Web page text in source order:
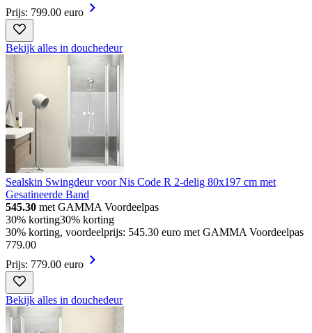
Prijs: 799.00 euro
Bekijk alles in douchedeur
Sealskin Swingdeur voor Nis Code R 2-delig 80x197 cm met
Gesatineerde Band
545.30 met GAMMA Voordeelpas
30% korting30% korting
30% korting, voordeelprijs: 545.30 euro met GAMMA Voordeelpas
779.00
Prijs: 779.00 euro
Bekijk alles in douchedeur